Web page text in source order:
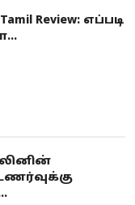
Review: எப்படி